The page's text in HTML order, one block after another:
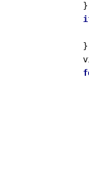
            }
            }